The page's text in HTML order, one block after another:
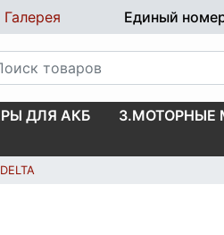
Галерея Единый
ДЛЯ АКБ 3.МОТОРНЫЕ
DELTA